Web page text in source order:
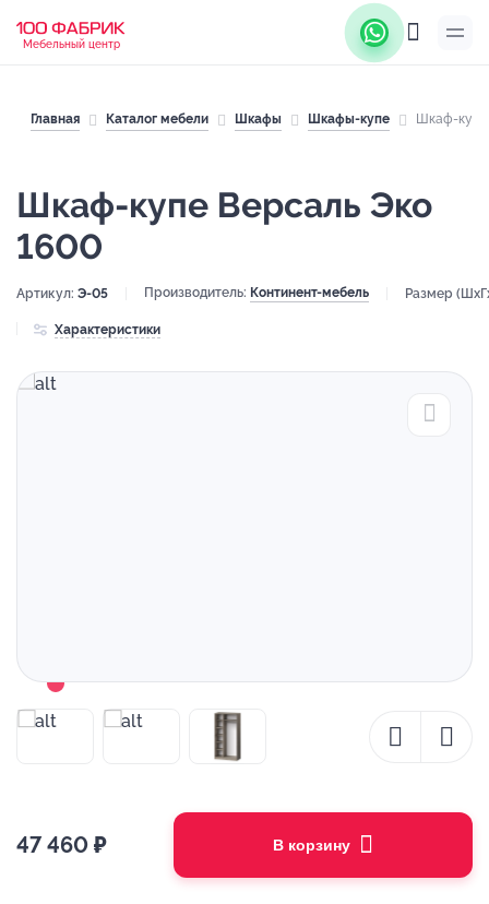
Мебельный центр
Главная Каталог мебели Шкафы Шкафы-купе Шкаф-купе
Шкаф-купе Версаль Эко
1600
Артикул: Э-05 Производитель: Континент-мебель Размер
Характеристики
47 460 ₽ В корзину